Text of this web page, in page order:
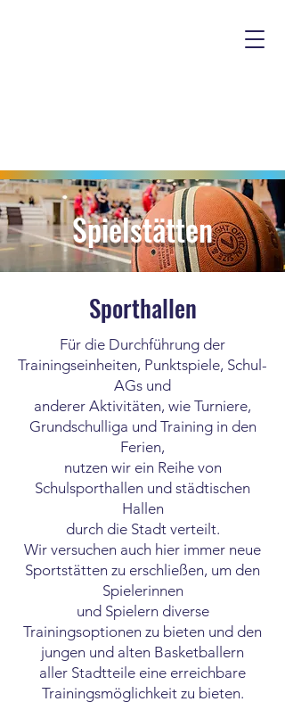
Spielstätten
Sporthallen
Für die Durchführung der
Trainingseinheiten, Punktspiele, Schul-
AGs und
anderer Aktivitäten, wie Turniere,
Grundschulliga und Training in den
Ferien,
nutzen wir ein Reihe von
Schulsporthallen und städtischen
Hallen
durch die Stadt verteilt.
Wir versuchen auch hier immer neue
Sportstätten zu erschließen, um den
Spielerinnen
und Spielern diverse
Trainingsoptionen zu bieten und den
jungen und alten Basketballern
aller Stadtteile eine erreichbare
Trainingsmöglichkeit zu bieten.